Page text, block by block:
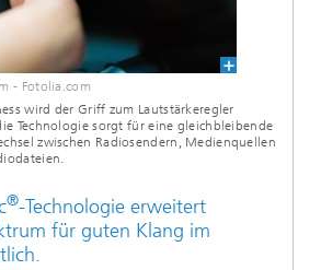
- Fotolia.com
wird der Griff zum Lautstärkeregler
Technologie sorgt für eine gleichbleibende
zwischen Radiosendern, Medienquellen
®-Technologie erweitert
für guten Klang im